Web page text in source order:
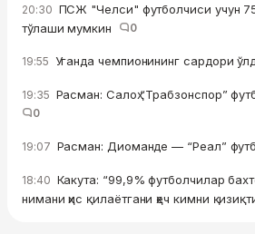
20:30 ПСЖ "Челси" футболчиси учун
тўлаши мумкин
0
19:55 Уганда чемпионининг сардори
19:35 Расман: Салоҳ “Трабзонспор”
0
19:07 Расман: Диоманде — “Реал”
18:40 Какута: “99,9% футболчилар
нимани ҳис қилаётгани ҳеч кимни